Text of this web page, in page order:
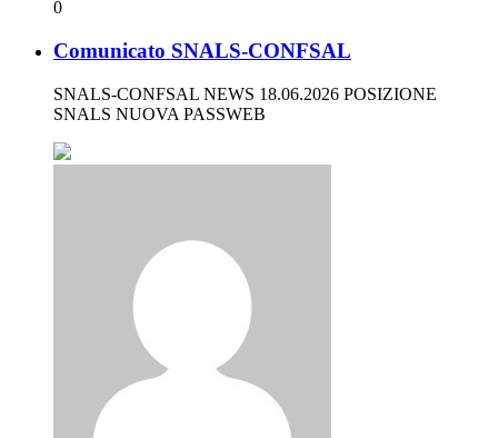
0
Comunicato SNALS-CONFSAL
SNALS-CONFSAL NEWS 18.06.2026 POSIZIONE
SNALS NUOVA PASSWEB